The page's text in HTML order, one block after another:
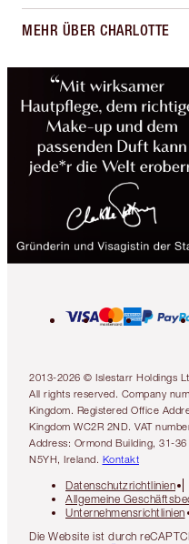
MEHR ÜBER CHARLOTTE
2013-2026 © Islestarr Holdings
All rights reserved. Company
Kingdom. Registered Office
Kingdom WC2R 2ND. VAT
Address: Ormond Building, 31-
N5YH, Ireland. Kontakt
Datenschutzrichtlinien
Allgemeine
Unternehmensrichtlinien
Die Website ist durch